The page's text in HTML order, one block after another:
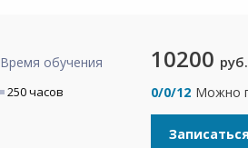
Время обучения
250 часов
10200 руб.
0/0/12 Можно
Записаться